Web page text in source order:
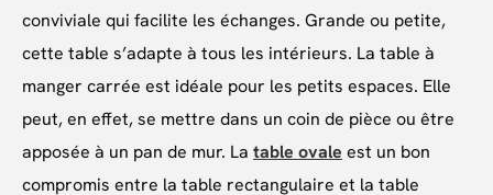
conviviale qui facilite les échanges. Grande ou petite,
cette table s’adapte à tous les intérieurs. La table à
manger carrée est idéale pour les petits espaces. Elle
peut, en effet, se mettre dans un coin de pièce ou être
apposée à un pan de mur. La table ovale est un bon
compromis entre la table rectangulaire et la table